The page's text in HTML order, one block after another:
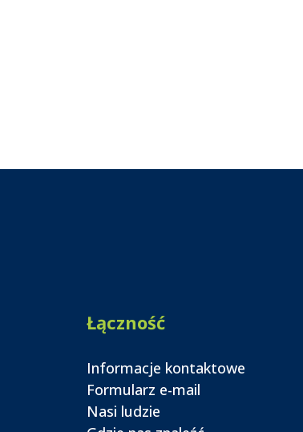
Łączność
Informacje kontaktowe
Formularz e-mail
Nasi ludzie